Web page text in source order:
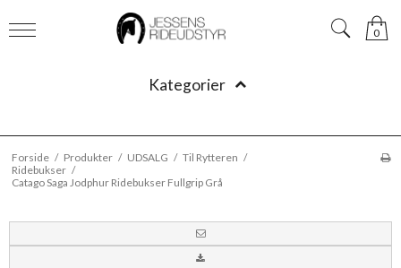
0
Kategorier
Forside / Produkter / UDSALG / Til Rytteren /
Ridebukser /
Catago Saga Jodphur Ridebukser Fullgrip Grå